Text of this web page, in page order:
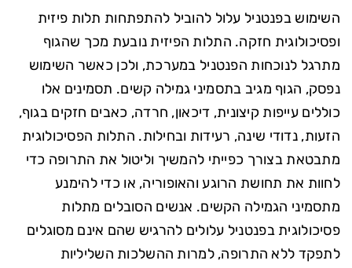
השימוש בפנטניל עלול להוביל להתפתחות תלות פיזית
ופסיכולוגית חזקה. התלות הפיזית נובעת מכך שהגוף
מתרגל לנוכחות הפנטניל במערכת, ולכן כאשר השימוש
נפסק, הגוף מגיב בתסמיני גמילה קשים. תסמינים אלו
כוללים עייפות קיצונית, דיכאון, חרדה, כאבים חזקים בגוף,
הזעות, נדודי שינה, רעידות ובחילות. התלות הפסיכולוגית
מתבטאת בצורך כפייתי להמשיך וליטול את התרופה כדי
לחוות את תחושת הרוגע והאופוריה, או כדי להימנע
מתסמיני הגמילה הקשים. אנשים הסובלים מתלות
פסיכולוגית בפנטניל עלולים להרגיש שהם אינם מסוגלים
לתפקד ללא התרופה, למרות ההשלכות השליליות